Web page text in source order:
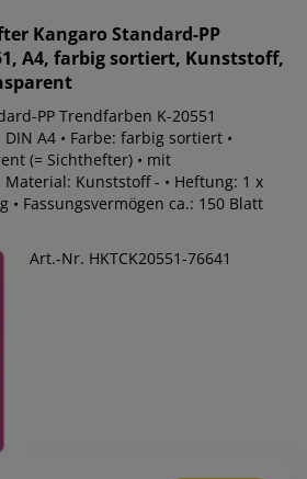
Kangaro Standard-PP
A4, farbig sortiert, Kunststoff,
PP Trendfarben K-20551
A4 • Farbe: farbig sortiert •
(= Sichthefter) • mit
Kunststoff - • Heftung: 1 x
• Fassungsvermögen ca.: 150 Blatt
Art.-Nr. HKTCK20551-76641